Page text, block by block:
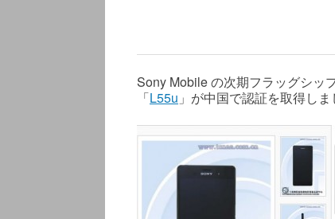
Sony Mobile の次期フラッグシッ
「L55u 」が中国で認証を取得し